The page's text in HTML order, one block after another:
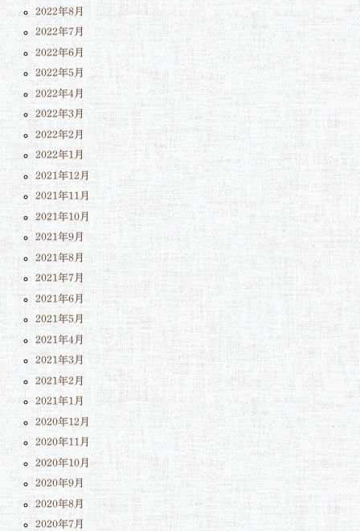
2022年8月
2022年7月
2022年6月
2022年5月
2022年4月
2022年3月
2022年2月
2022年1月
2021年12月
2021年11月
2021年10月
2021年9月
2021年8月
2021年7月
2021年6月
2021年5月
2021年4月
2021年3月
2021年2月
2021年1月
2020年12月
2020年11月
2020年10月
2020年9月
2020年8月
2020年7月